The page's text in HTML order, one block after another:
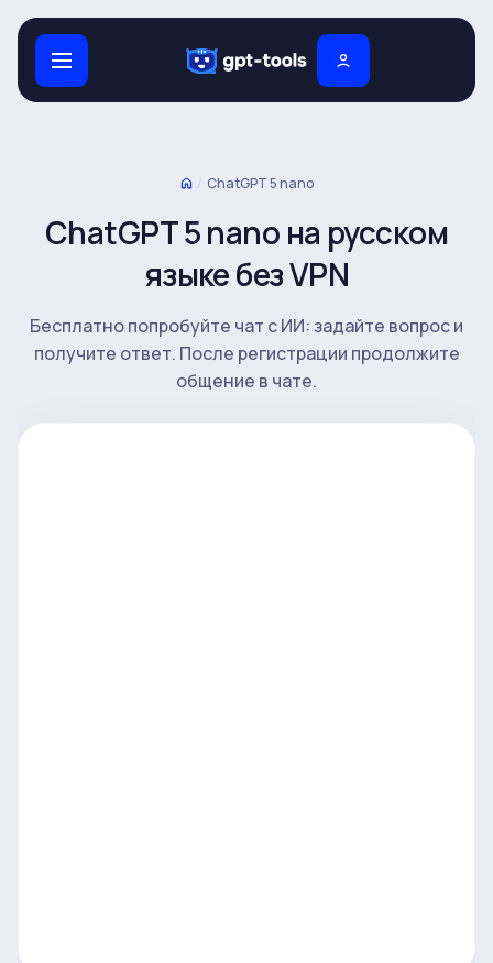
/ ChatGPT 5 nano
ChatGPT 5 nano на русском
языке без VPN
Бесплатно попробуйте чат с ИИ: задайте вопрос и
получите ответ. После регистрации продолжите
общение в чате.